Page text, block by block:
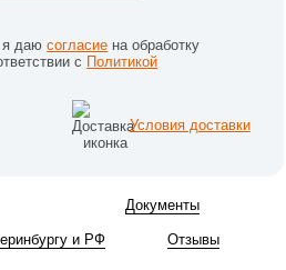
я даюсогласие на обработку
с Политикой
Условия доставки
Документы
и РФ Отзывы